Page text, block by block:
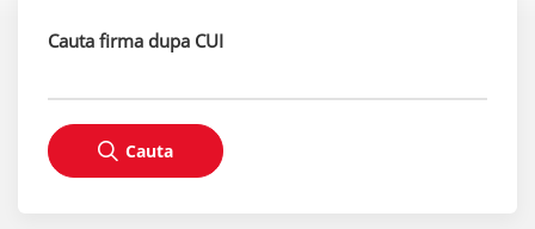
Cauta firma dupa CUI
Cauta